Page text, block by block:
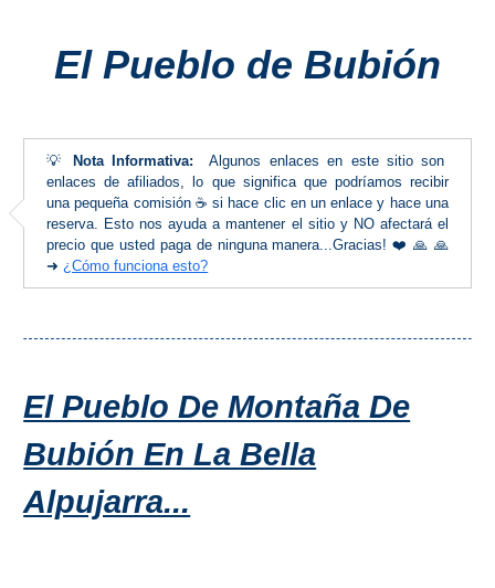
COSTA
SOL
Nerja
Maro
Mijas
PROVINCES
El Pueblo de Bubión
💡 Nota Informativa: Algunos enlaces en este sitio son
enlaces de afiliados, lo que significa que podríamos recibir
una pequeña comisión ☕ si hace clic en un enlace y hace una
reserva. Esto nos ayuda a mantener el sitio y NO afectará el
precio que usted paga de ninguna manera...Gracias! ❤️ 🙏 🙏
➜¿Cómo funciona esto?
El Pueblo De Montaña De
Bubión En La Bella
Alpujarra...